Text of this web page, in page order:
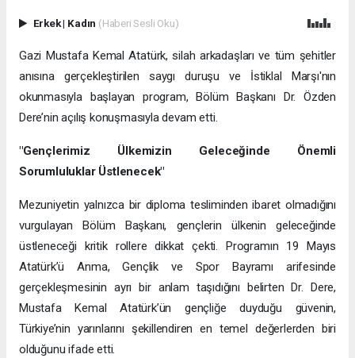
Erkek| Kadın (Haberi Sesli Oku)
Gazi Mustafa Kemal Atatürk, silah arkadaşları ve tüm şehitler
anısına gerçekleştirilen saygı duruşu ve İstiklal Marşı'nın
okunmasıyla başlayan program, Bölüm Başkanı Dr. Özden
Dere’nin açılış konuşmasıyla devam etti.
"Gençlerimiz Ülkemizin Geleceğinde Önemli
Sorumluluklar Üstlenecek"
Mezuniyetin yalnızca bir diploma tesliminden ibaret olmadığını
vurgulayan Bölüm Başkanı, gençlerin ülkenin geleceğinde
üstleneceği kritik rollere dikkat çekti. Programın 19 Mayıs
Atatürk’ü Anma, Gençlik ve Spor Bayramı arifesinde
gerçekleşmesinin ayrı bir anlam taşıdığını belirten Dr. Dere,
Mustafa Kemal Atatürk’ün gençliğe duyduğu güvenin,
Türkiye’nin yarınlarını şekillendiren en temel değerlerden biri
olduğunu ifade etti.